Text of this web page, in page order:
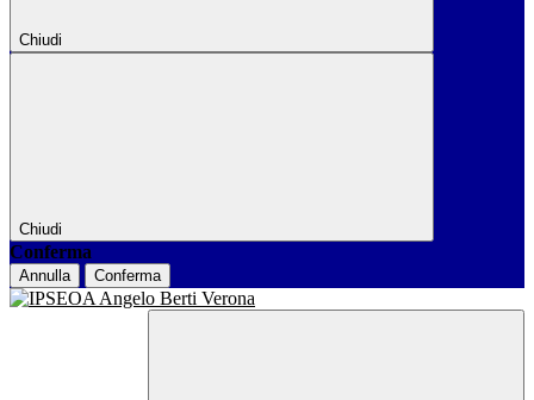
Chiudi
Chiudi
Conferma
Annulla Conferma